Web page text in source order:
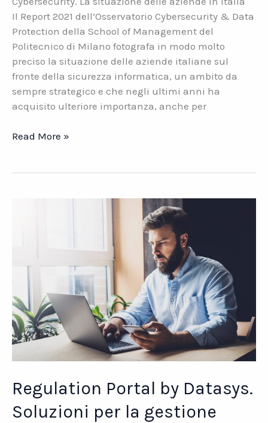
Il Report 2021 dell’Osservatorio Cybersecurity & Data
Protection della School of Management del
Politecnico di Milano fotografa in modo molto
preciso la situazione delle aziende italiane sul
fronte della sicurezza informatica, un ambito da
sempre strategico e che negli ultimi anni ha
acquisito ulteriore importanza, anche per
Cybersecurity.
Read More »
Regulation Portal by Datasys.
Soluzioni per la gestione